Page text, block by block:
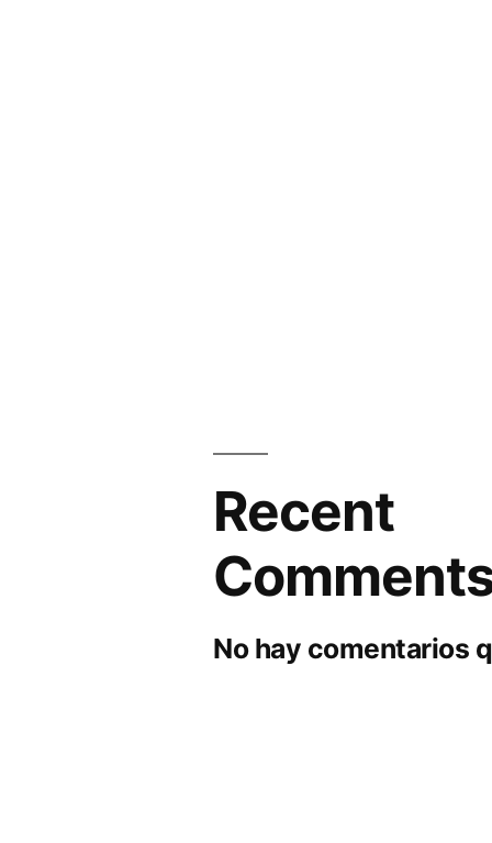
Recent
No hay comentarios